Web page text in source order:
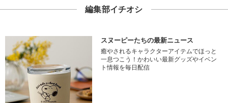
編集部イチオシ
スヌーピーたちの最新ニュース
癒やされるキャラクターアイテムでほっと
一息つこう！かわいい最新グッズやイベン
ト情報を毎日配信